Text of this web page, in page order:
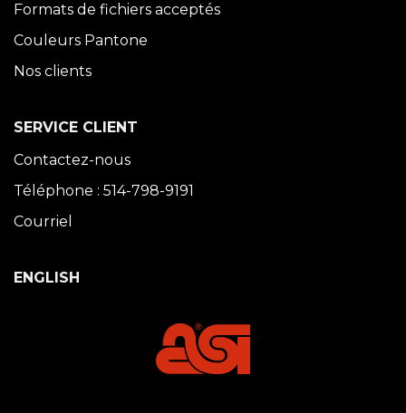
Formats de fichiers acceptés
Couleurs Pantone
Nos clients
SERVICE CLIENT
Contactez-nous
Téléphone : 514-798-9191
Courriel
ENGLISH